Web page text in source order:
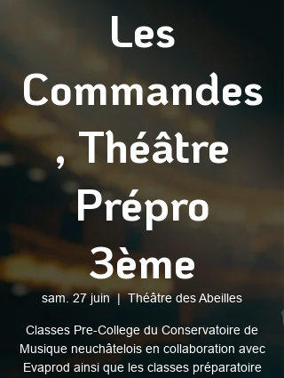
Les
Commandes
, Théâtre
Prépro
3ème
sam. 27 juin
  |
Théâtre des Abeilles
Classes Pre-College du Conservatoire de
Musique neuchâtelois en collaboration avec
Evaprod ainsi que les classes préparatoire